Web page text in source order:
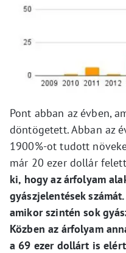
Pont abban az évben,
döntögetett. Abban az
1900%-ot tudott
már 20 ezer dollár
ki, hogy az árfolyam
gyászjelentések
amikor szintén sok
Közben az árfolyam
a 69 ezer dollárt is